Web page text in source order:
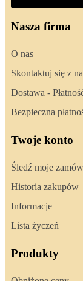
Nasza firma
O nas
Skontaktuj się z
Dostawa -
Bezpieczna
Twoje konto
Śledź moje
Historia zakupów
Informacje
Lista życzeń
Produkty